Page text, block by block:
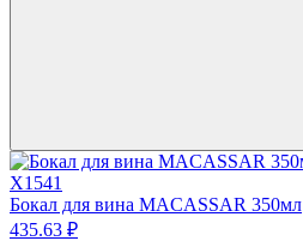
X1541
Бокал для вина MACASSAR 350мл
435.63 ₽